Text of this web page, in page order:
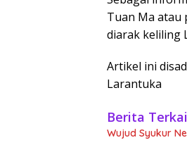
Tuan Ma atau
diarak keliling
Artikel ini
Larantuka
Berita
Wujud Syukur